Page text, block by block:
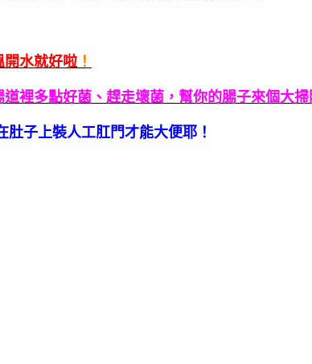
開水就好啦 ！
道裡多點好菌、趕走壞菌，幫你的腸子來個大
肚子上裝人工肛門才能大便耶！